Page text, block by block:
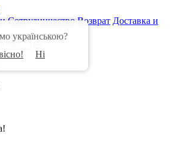
Сотрудничество Возврат Доставка и
українською?
Ні